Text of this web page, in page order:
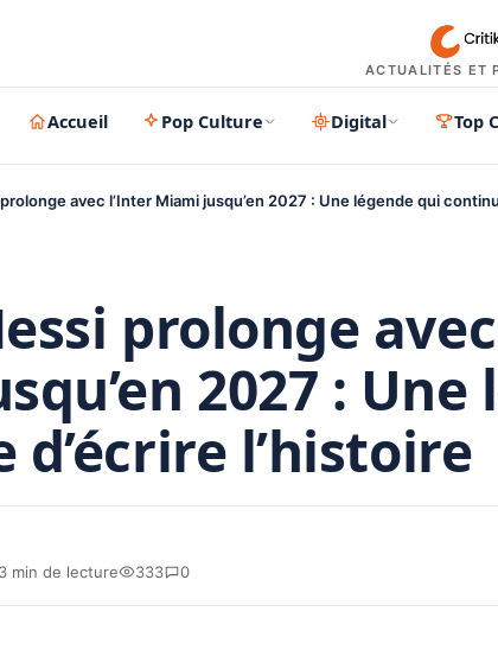
ACTUALITÉS ET
Accueil Pop Culture Digital Top
avec l’Inter Miami jusqu’en 2027 : Une légende qui
prolonge
2027 :
l’histoire
3 min de lecture 333 0